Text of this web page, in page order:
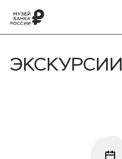
ЭКСКУРСИИ